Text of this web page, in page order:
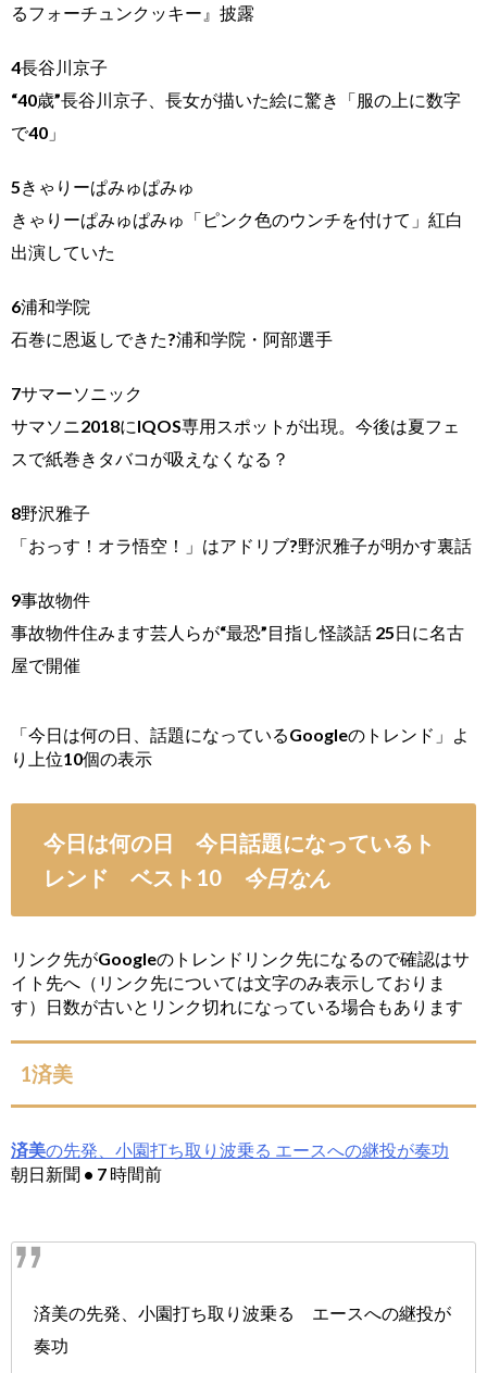
るフォーチュンクッキー』披露
4長谷川京子
“40歳”長谷川京子、長女が描いた絵に驚き「服の上に数字
で40」
5きゃりーぱみゅぱみゅ
きゃりーぱみゅぱみゅ「ピンク色のウンチを付けて」紅白
出演していた
6浦和学院
石巻に恩返しできた?浦和学院・阿部選手
7サマーソニック
サマソニ2018にIQOS専用スポットが出現。今後は夏フェ
スで紙巻きタバコが吸えなくなる？
8野沢雅子
「おっす！オラ悟空！」はアドリブ?野沢雅子が明かす裏話
9事故物件
事故物件住みます芸人らが“最恐”目指し怪談話 25日に名古
屋で開催
「今日は何の日、話題になっているGoogleのトレンド」よ
り上位10個の表示
今日は何の日 今日話題になっているト
レンド ベスト10 今日なん
リンク先がGoogleのトレンドリンク先になるので確認はサ
イト先へ（リンク先については文字のみ表示しておりま
す）日数が古いとリンク切れになっている場合もあります
1済美
済美の先発、小園打ち取り波乗る エースへの継投が奏功
朝日新聞 • 7 時間前
済美の先発、小園打ち取り波乗る エースへの継投が
奏功